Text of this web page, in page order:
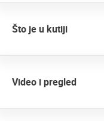
Što je u kutiji
Video i pregled